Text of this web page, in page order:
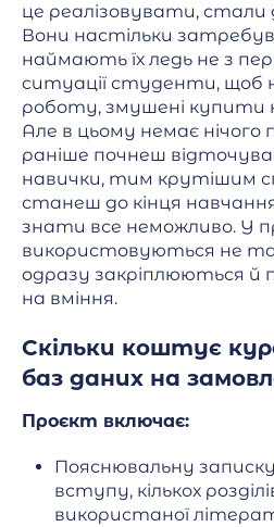
це реалізовувати,
Вони настільки
наймають їх ледь не з
ситуації студенти,
роботу, змушені купити
Але в цьому немає нічого
раніше почнеш
навички, тим крутішим
станеш до кінця
знати все неможливо. У
використовуються не
одразу закріплюються
на вміння.
Скільки коштує
баз даних на
Проєкт включає:
Пояснювальну
вступу, кількох
використаної